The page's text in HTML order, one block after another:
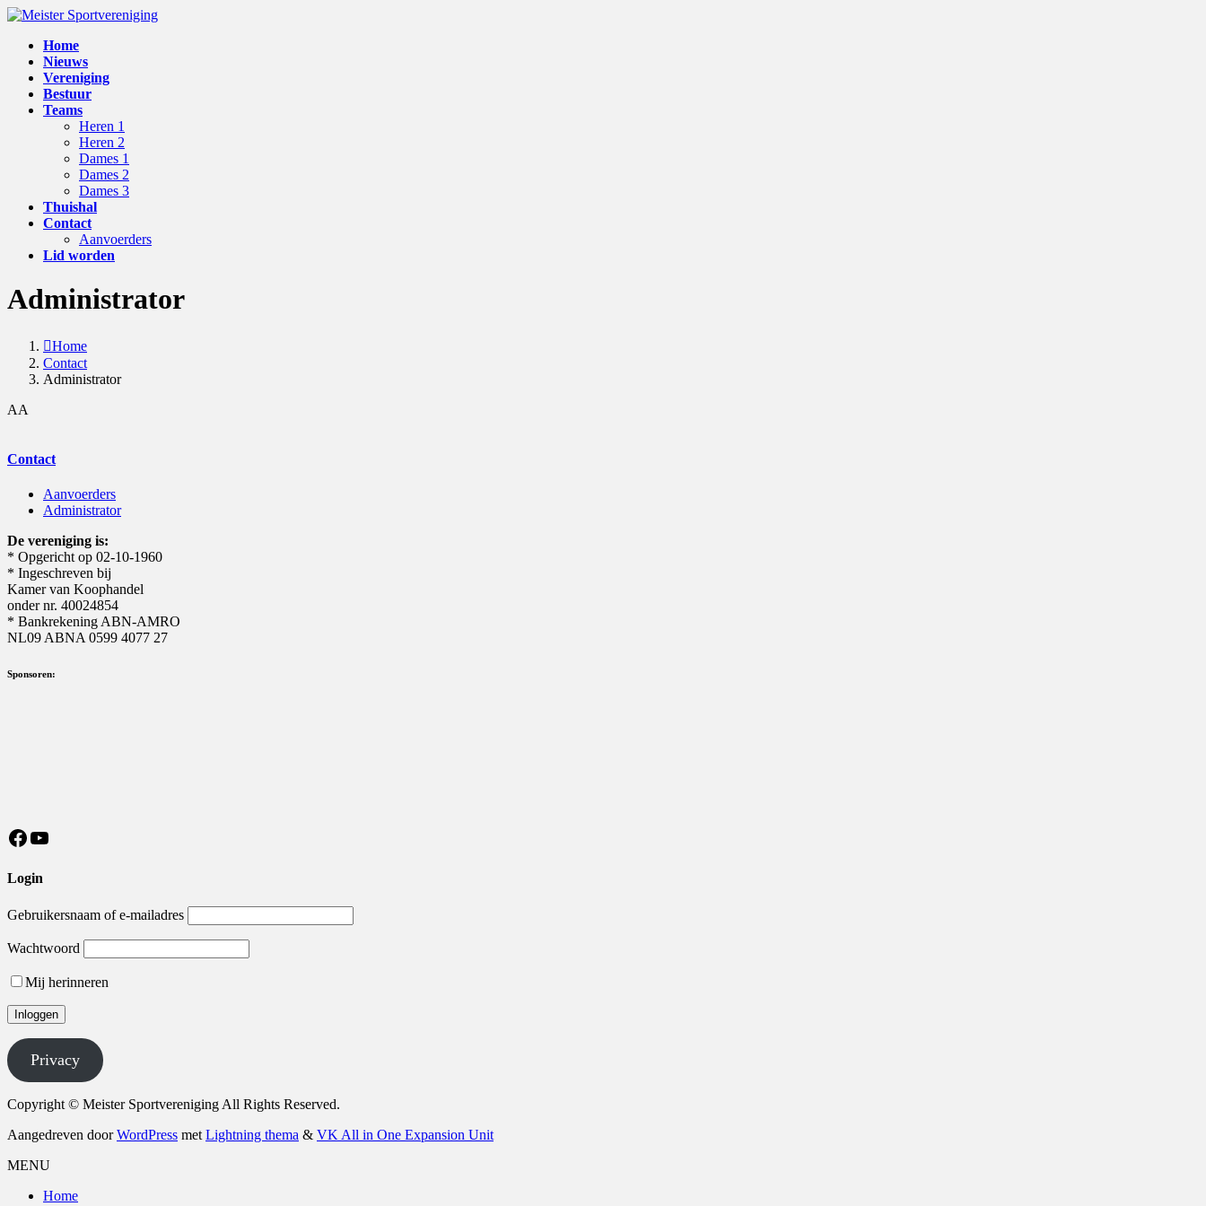
Skip
content
Skip
Navigation
Home
Nieuws
Vereniging
Bestuur
Teams
Heren 1
Heren 2
Dames 1
Dames 2
Dames 3
Thuishal
Contact
Aanvoerders
Lid worden
Administrator
Home
Contact
Administrator
AA
Contact
Aanvoerders
Administrator
De vereniging is:
* Opgericht op 02-10-1960
* Ingeschreven bij
Kamer van Koophandel
onder nr. 40024854
* Bankrekening ABN-AMRO
NL09 ABNA 0599 4077 27
Sponsoren:
https://nl-nl.facebook.com/MeisterSV/
YouTube
Login
Gebruikersnaam of e-mailadres
Wachtwoord
Mij herinneren
Privacy
Copyright © Meister Sportvereniging All Rights Reserved.
Aangedreven doorWordPress met Lightning thema & VK All in One Expansion Unit
MENU
Home